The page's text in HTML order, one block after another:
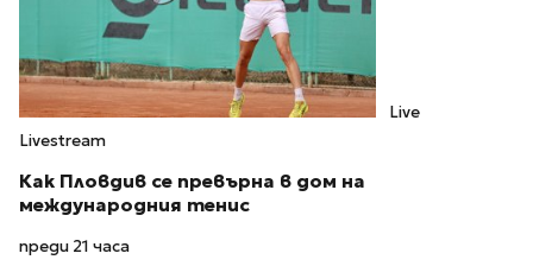
Live
Livestream
Как Пловдив се превърна в дом на
международния тенис
преди 21 часа